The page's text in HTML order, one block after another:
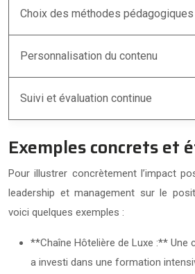
Choix des méthodes pédagogiques
Personnalisation du contenu
Suivi et évaluation continue
Exemples concrets et
Pour illustrer concrètement l’impact
leadership et management sur le
voici quelques exemples :
**Chaîne Hôtelière de Luxe :** Une
a investi dans une formation